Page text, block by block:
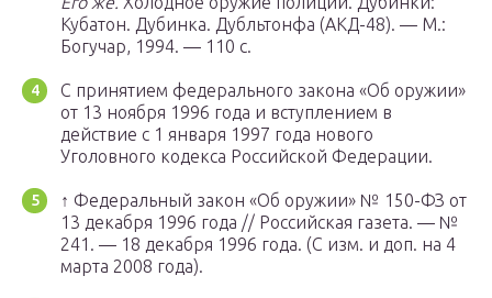
Кубатон. Дубинка. Дубльтонфа (АКД-48). — М.:
Богучар, 1994. — 110 с.
С принятием федерального закона «Об оружии»
от 13 ноября 1996 года и вступлением в
действие с 1 января 1997 года нового
Уголовного кодекса Российской Федерации.
↑ Федеральный закон «Об оружии» № 150-ФЗ от
13 декабря 1996 года // Российская газета. — №
241. — 18 декабря 1996 года. (С изм. и доп. на 4
марта 2008 года).